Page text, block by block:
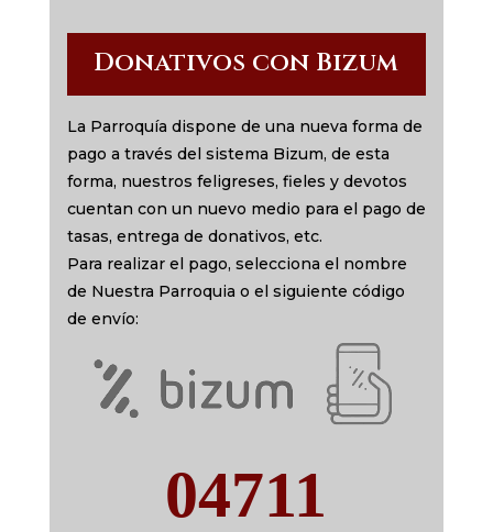
Donativos con Bizum
La Parroquía dispone de una nueva forma de
pago a través del sistema Bizum, de esta
forma, nuestros feligreses, fieles y devotos
cuentan con un nuevo medio para el pago de
tasas, entrega de donativos, etc.
Para realizar el pago, selecciona el nombre
de Nuestra Parroquia o el siguiente código
de envío:
04711